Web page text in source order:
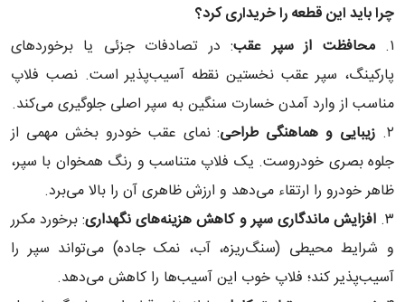
چرا باید این قطعه را خریداری کرد؟
۱.
محافظت از سپر عقب: در تصادفات جزئی یا برخوردهای
پارکینگ، سپر عقب نخستین نقطه آسیب‌پذیر است. نصب فلاپ
مناسب از وارد آمدن خسارت سنگین به سپر اصلی جلوگیری می‌کند.
۲. زیبایی و هماهنگی طراحی: نمای عقب خودرو بخش مهمی از
جلوه بصری خودروست. یک فلاپ متناسب و رنگ‌ همخوان با سپر،
ظاهر خودرو را ارتقاء می‌دهد و ارزش ظاهری آن را بالا می‌برد.
۳. افزایش ماندگاری سپر و کاهش هزینه‌های نگهداری: برخورد مکرر
و شرایط محیطی (سنگ‌ریزه، آب، نمک جاده) می‌تواند سپر را
آسیب‌پذیر کند؛ فلاپ خوب این آسیب‌ها را کاهش می‌دهد.